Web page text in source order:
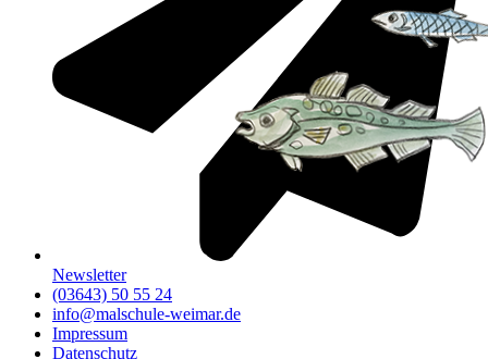
Newsletter
(03643) 50 55 24
info@malschule-weimar.de
Impressum
Datenschutz